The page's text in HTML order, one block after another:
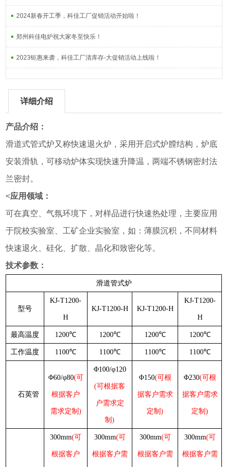
2024新春开工季，科佳工厂促销活动开始啦！
郑州科佳电炉祝大家冬至快乐！
2023钜惠来袭，科佳工厂清库存-大促销活动上线啦！
详细介绍
产品介绍：
滑道式管式炉又称快速退火炉，采用开启式炉膛结构，炉底
安装滑轨，可移动炉体实现快速升降温，两端不锈钢密封法
兰密封。
<应用领域：
可在真空、气氛环境下，对样品进行快速热处理，主要应用
于院校实验室、工矿企业实验室，如：薄膜沉积，不同材料
快速退火、硅化、扩散、晶化和致密化等。
技术参数：
滑道管式炉
型号
KJ-T1200-
H
KJ-T1200-H KJ-T1200-H
KJ-T1200-
H
最高温度 1200℃ 1200℃ 1200℃ 1200℃
工作温度 1100℃ 1100℃ 1100℃ 1100℃
石英管
Φ60/φ80(可
根据客户
需求定制)
Φ100/φ120
(可根据客
户需求定
制)
Φ150(可根
据客户需求
定制)
Φ230(可根
据客户需求
定制)
300mm(可
根据客户
300mm(可
根据客户需
300mm(可
根据客户需
300mm(可
根据客户需